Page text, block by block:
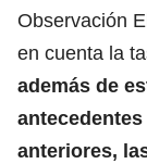
Observación
en cuenta la
además de
anteriores,